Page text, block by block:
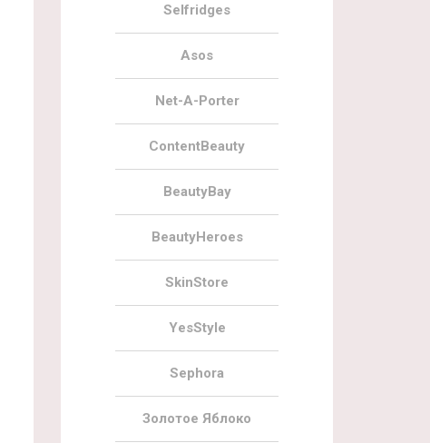
Selfridges
Asos
Net-A-Porter
ContentBeauty
BeautyBay
BeautyHeroes
SkinStore
YesStyle
Sephora
Золотое Яблоко